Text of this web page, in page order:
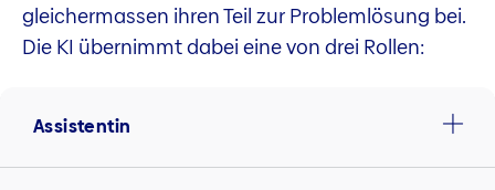
gleichermassen ihren Teil zur Problemlösung bei.
Die KI übernimmt dabei eine von drei Rollen:
Assistentin